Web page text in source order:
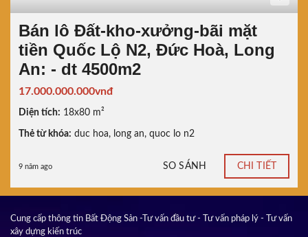
Bán lô Đất-kho-xưởng-bãi mặt
tiền Quốc Lộ N2, Đức Hoà, Long
An: - dt 4500m2
17.000.000.000vnđ
Diện tích: 18x80 m²
Thẻ từ khóa: duc hoa, long an, quoc lo n2
9 năm ago SO SÁNH CHI TIẾT
Cung cấp thông tin Bất Động Sản -Tư vấn đầu tư - Tư vấn pháp lý - Tư vấn
xây dựng kiến trúc